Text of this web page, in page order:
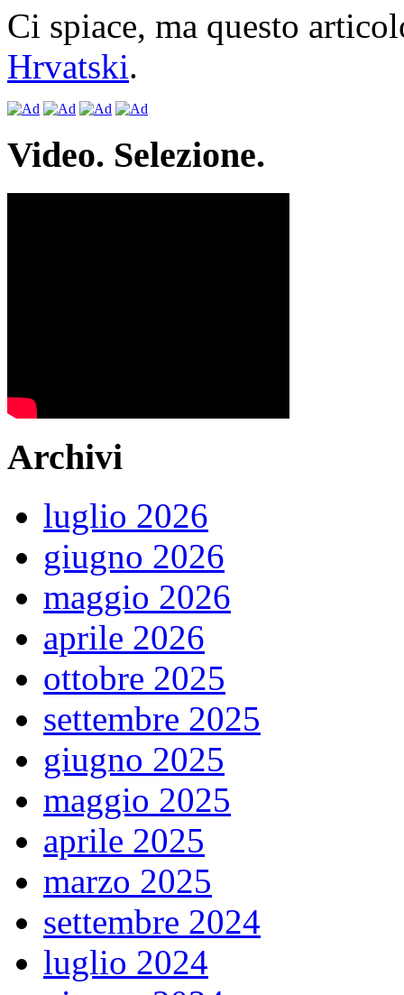
Ci spiace, ma questo
Hrvatski.
Video. Selezione.
Archivi
luglio 2026
giugno 2026
maggio 2026
aprile 2026
ottobre 2025
settembre 2025
giugno 2025
maggio 2025
aprile 2025
marzo 2025
settembre 2024
luglio 2024